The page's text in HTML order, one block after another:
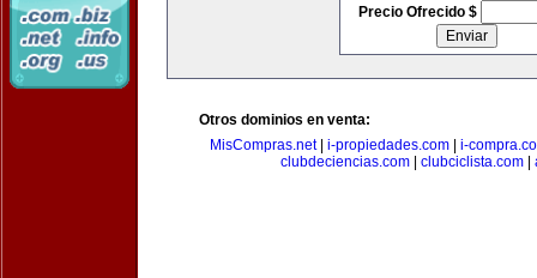
Precio Ofrecido $
Otros dominios en venta:
MisCompras.net| i-propiedades.com| i-
clubdeciencias.com
clubciclista.com